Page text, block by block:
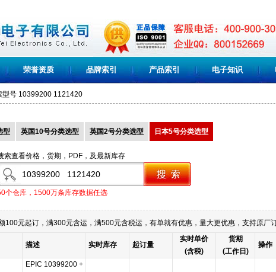
荣誉资质 品牌索引 产品索引 电子知识
型号 10399200 1121420
型 英国10号分类选型 英国2号分类选型 日本5号分类选型
索查看价格，货期，PDF，及最新库存
个仓库，1500万条库存数据任选
100元起订，满300元含运，满500元含税运，有单就有优惠，量大更优惠，支持原厂
描述 实时库存 起订量
实时单价
(含税)
货期
(工作日)
操作
EPIC 10399200 +